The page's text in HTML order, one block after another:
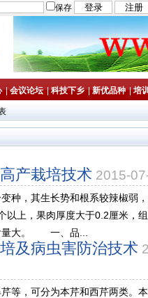
保存
|会议论坛 |科技下乡 |新优品种 |培
产栽培技术 2015-
种，其生长势和根系较辣椒弱
以上，果肉厚度大于0.2厘米，
量大。 一、品...
及病虫害防治技术
等，可分为本芹和西芹两类。